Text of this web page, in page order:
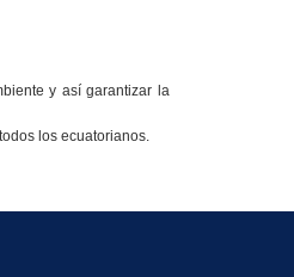
y así garantizar la
los ecuatorianos.